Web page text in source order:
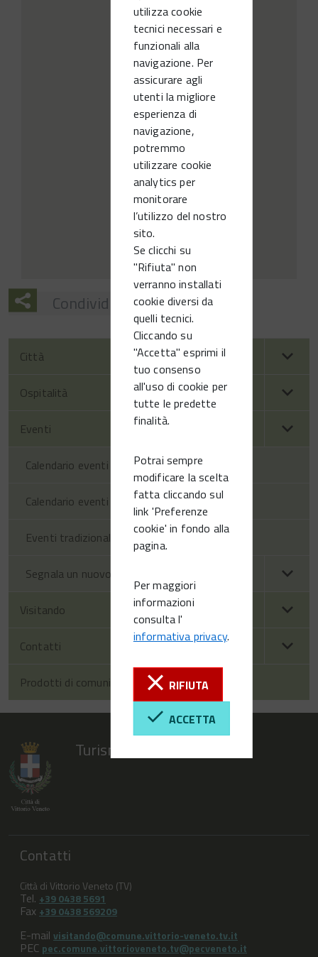
utilizza cookie
tecnici necessari e
funzionali alla
navigazione. Per
assicurare agli
utenti la migliore
esperienza di
navigazione,
potremmo
utilizzare cookie
analytics per
monitorare
l’utilizzo del nostro
sito.
Se clicchi su
"Rifiuta" non
verranno installati
cookie diversi da
quelli tecnici.
Cliccando su
"Accetta" esprimi il
tuo consenso
all'uso di cookie per
tutte le predette
finalità.
Potrai sempre
modificare la scelta
fatta cliccando sul
link 'Preferenze
cookie' in fondo alla
pagina.
Per maggiori
informazioni
consulta l'
informativa privacy.
RIFIUTA
ACCETTA
Condividi
Città
Ospitalità
Eventi
Calendario eventi territorio
Calendario eventi Vittorio Veneto
Eventi tradizionali
Segnala un nuovo evento
Visitando
Contatti
Prodotti di comunicazione
Turismo Vittorio Veneto
Contatti
Città di Vittorio Veneto (TV)
Tel. +39 0438 5691
Fax +39 0438 569209
E-mail visitando@comune.vittorio-veneto.tv.it
PEC pec.comune.vittorioveneto.tv@pecveneto.it